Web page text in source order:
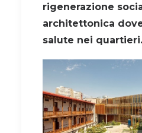
rigenerazione
architettonica
salute nei quartieri.